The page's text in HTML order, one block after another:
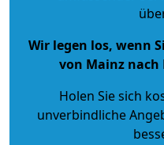
Wir legen los, wenn
von Mainz nach
Holen Sie sich
unverbindliche